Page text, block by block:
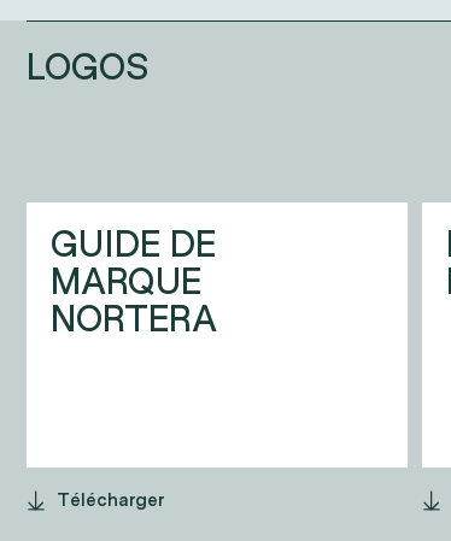
LOGOS
GUIDE DE
MARQUE
NORTERA
Télécharger